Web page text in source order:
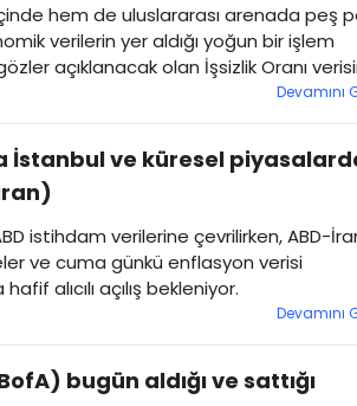
hem de uluslararası arenada peş
verilerin yer aldığı yoğun bir işlem
açıklanacak olan İşsizlik Oranı
TÜFE (Enflasyon) raporu öncesinde
hakim.
Devamını
İstanbul ve küresel
istihdam verilerine çevrilirken, ABD-
ve cuma günkü enflasyon verisi
alıcılı açılış bekleniyor.
Devamını
bugün aldığı ve sattığı